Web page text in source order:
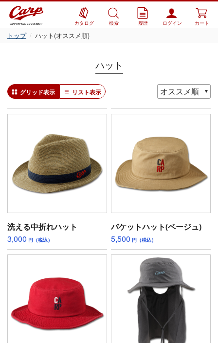
CARP OFFICIAL GOODS SHOP カタログ 検索 履歴 ログイン カート
トップ ハット(オススメ順)
ハット
グリッド表示 リスト表示
洗える中折れハット
3,000 円（税込）
バケットハット(ベージュ)
5,500 円（税込）